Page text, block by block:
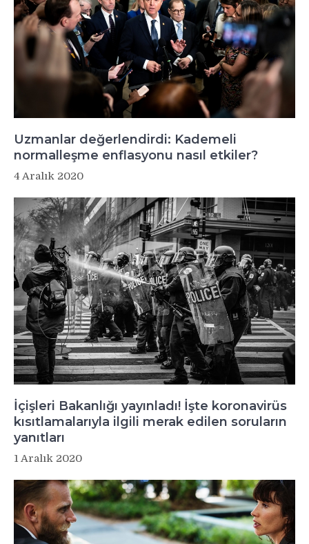
Uzmanlar değerlendirdi: Kademeli
normalleşme enflasyonu nasıl etkiler?
4 Aralık 2020
İçişleri Bakanlığı yayınladı! İşte koronavirüs
kısıtlamalarıyla ilgili merak edilen soruların
yanıtları
1 Aralık 2020